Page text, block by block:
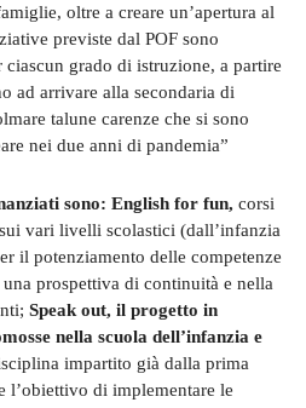
oltre a creare un’apertura al
previste dal POF sono
grado di istruzione, a partire
ad arrivare alla secondaria di
talune carenze che si sono
nei due anni di pandemia”
sono: English for fun, corsi
vari livelli scolastici (dall’infanzia
il potenziamento delle competenze
prospettiva di continuità e nella
Speak out, il progetto in
nella scuola dell’infanzia e
impartito già dalla prima
l’obiettivo di implementare le